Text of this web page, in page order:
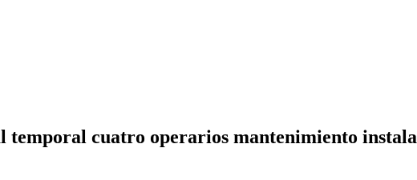
temporal cuatro operarios mantenimiento